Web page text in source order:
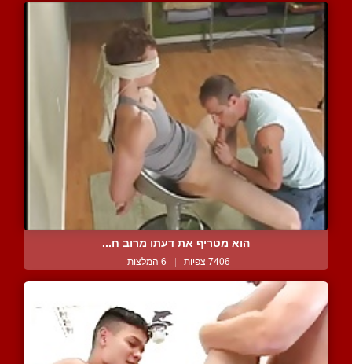
הוא מטריף את דעתו מרוב ח...
7406 צפיות | 6 המלצות